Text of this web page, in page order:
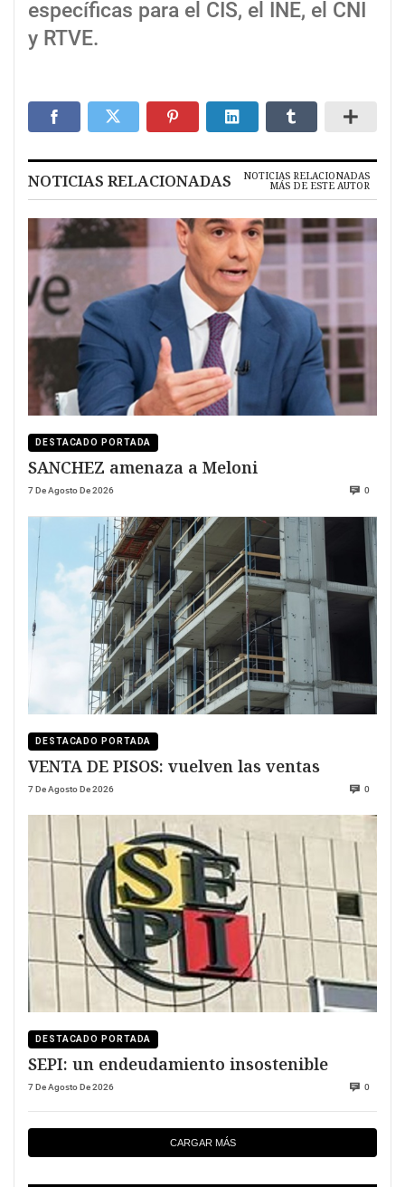
específicas para el CIS, el INE, el CNI
y RTVE.
NOTICIAS RELACIONADAS NOTICIAS RELACIONADAS
MÁS DE ESTE AUTOR
DESTACADO PORTADA
SANCHEZ amenaza a Meloni
7 De Agosto De 2026 0
DESTACADO PORTADA
VENTA DE PISOS: vuelven las ventas
7 De Agosto De 2026 0
DESTACADO PORTADA
SEPI: un endeudamiento insostenible
7 De Agosto De 2026 0
CARGAR MÁS